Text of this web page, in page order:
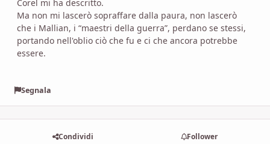
Corel mi ha descritto.
Ma non mi lascerò sopraffare dalla paura, non lascerò
che i Mallian, i “maestri della guerra”, perdano se stessi,
portando nell'oblio ciò che fu e ci che ancora potrebbe
essere.
Segnala
Condividi Follower